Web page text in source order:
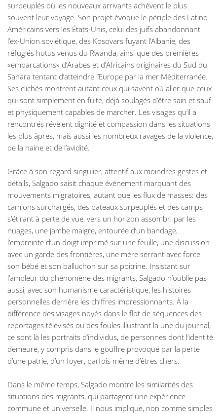
surpeuplés où les nouveaux arrivants achèvent le plus
souvent leur voyage. Son projet évoque le périple des Latino-
Américains vers les États-Unis, celui des juifs abandonnant
l’ex-Union soviétique, des Kosovars fuyant l’Albanie, des
réfugiés hutus venus du Rwanda, ainsi que des premières
«embarcations» d’Arabes et d’Africains originaires du Sud du
Sahara tentant d’atteindre l’Europe par la mer Méditerranée.
Ses clichés montrent autant ceux qui savent où aller que ceux
qui sont simplement en fuite, déjà soulagés d’être sain et sauf
et physiquement capables de marcher. Les visages qu’il a
rencontrés révèlent dignité et compassion dans les situations
les plus âpres, mais aussi les nombreux ravages de la violence,
de la haine et de l’avidité.
Grâce à son regard singulier, attentif aux moindres gestes et
détails, Salgado saisit chaque événement marquant des
mouvements migratoires, autant que les flux de masses: des
camions surchargés, des bateaux surpeuplés et des camps
s’étirant à perte de vue, vers un horizon assombri par les
nuages, une jambe maigre, entourée d’un bandage,
l’empreinte d’un doigt imprimé sur une feuille, une discussion
avec un garde des frontières, une mère serrant avec force
son bébé et son balluchon sur sa poitrine. Insistant sur
l’ampleur du phénomène des migrants, Salgado n’oublie pas
aussi, avec son humanisme caractéristique, les histoires
personnelles derrière les chiffres impressionnants. À la
différence des visages noyés dans le flot de séquences des
reportages télévisés ou des foules illustrant la une du journal,
ce sont là les portraits d’individus, de personnes dont l’identité
demeure, y compris dans le gouffre provoqué par la perte
d’une patrie, d’un foyer, parfois même d’êtres chers.
Dans le même temps, Salgado montre les similarités des
situations des migrants, qui partagent une expérience
commune et universelle. Il nous implique, non comme simples